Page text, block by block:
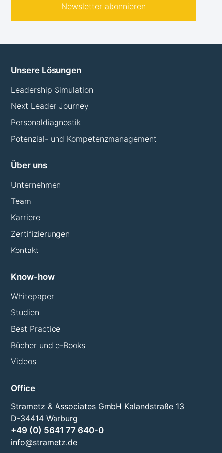
Newsletter abonnieren
Unsere Lösungen
Leadership Simulation
Next Leader Journey
Personaldiagnostik
Potenzial- und Kompetenzmanagement
Über uns
Unternehmen
Team
Karriere
Zertifizierungen
Kontakt
Know-how
Whitepaper
Studien
Best Practice
Bücher und e-Books
Videos
Office
Strametz & Associates GmbH Kalandstraße 13
D-34414 Warburg
+49 (0) 5641 77 640-0
info@strametz.de